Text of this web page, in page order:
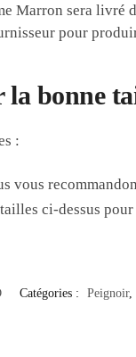
Marron sera livré
pour
bonne
:
vous
ci-dessus
Catégories : Peignoir,